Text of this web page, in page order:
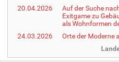
20.04.2026
Auf der Suche
Exitgame zu
als Wohnformen
24.03.2026
Orte der Moderne